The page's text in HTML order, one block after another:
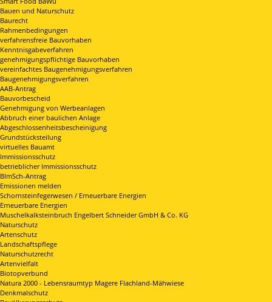
Bauen und Naturschutz
Baurecht
Rahmenbedingungen
verfahrensfreie Bauvorhaben
Kenntnisgabeverfahren
genehmigungspflichtige Bauvorhaben
vereinfachtes Baugenehmigungsverfahren
Baugenehmigungsverfahren
AAB-Antrag
Bauvorbescheid
Genehmigung von Werbeanlagen
Abbruch einer baulichen Anlage
Abgeschlossenheitsbescheinigung
Grundstücksteilung
virtuelles Bauamt
Immissionsschutz
betrieblicher Immissionsschutz
BImSch-Antrag
Emissionen melden
Schornsteinfegerwesen / Erneuerbare Energien
Erneuerbare Energien
Muschelkalksteinbruch Engelbert Schneider GmbH & Co. KG
Naturschutz
Artenschutz
Landschaftspflege
Naturschutzrecht
Artenvielfalt
Biotopverbund
Natura 2000 - Lebensraumtyp Magere Flachland-Mähwiese
Denkmalschutz